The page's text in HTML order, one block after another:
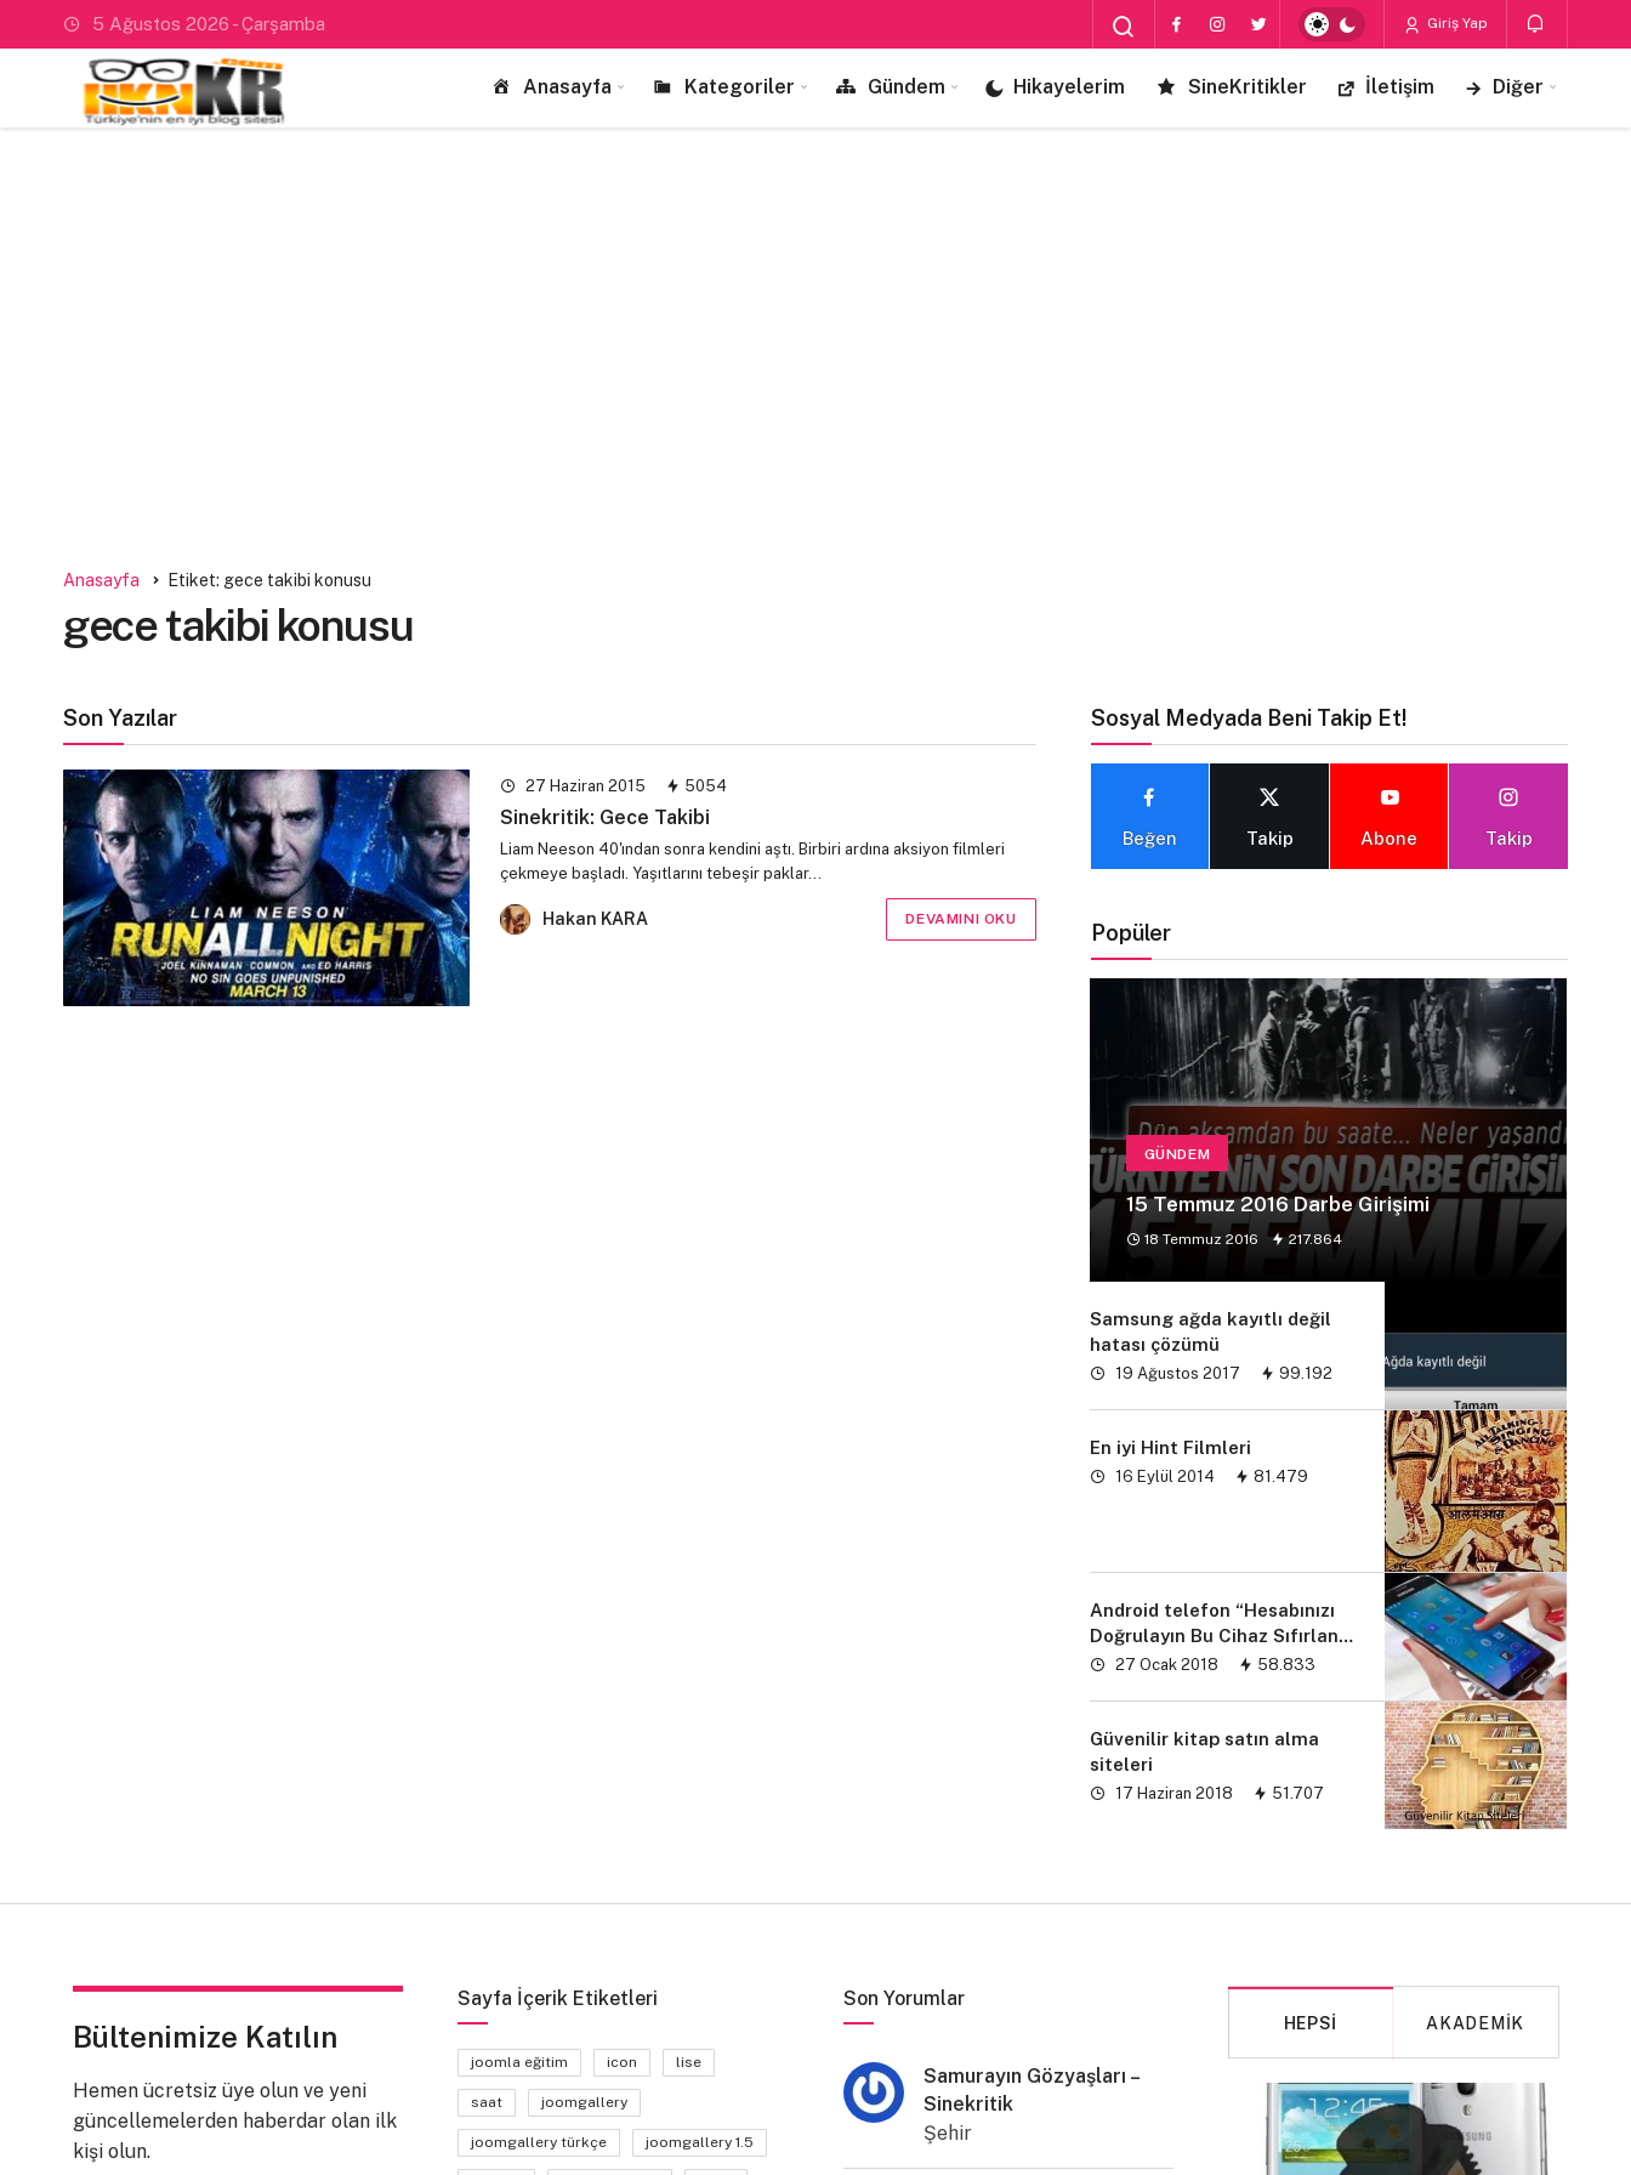
5 Ağustos 2026 - Çarşamba Giriş Yap
Anasayfa Kategoriler Gündem Hikayelerim SineKritikler İletişim Diğer
Anasayfa Etiket: gece takibi konusu
gece takibi konusu
Son Yazılar
27 Haziran 2015 5054
Sinekritik: Gece Takibi
Liam Neeson 40'ından sonra kendini aştı. Birbiri ardına aksiyon filmleri
çekmeye başladı. Yaşıtlarını tebeşir paklar…
Hakan KARA DEVAMINI OKU
Sosyal Medyada Beni Takip Et!
Beğen Takip Abone Takip
Popüler
GÜNDEM
15 Temmuz 2016 Darbe Girişimi
18 Temmuz 2016 217.864
Samsung ağda kayıtlı değil
hatası çözümü
19 Ağustos 2017 99.192
En iyi Hint Filmleri
16 Eylül 2014 81.479
Android telefon “Hesabınızı
Doğrulayın Bu Cihaz Sıfırlandı
sorunu” çözümü
27 Ocak 2018 58.833
Güvenilir kitap satın alma
siteleri
17 Haziran 2018 51.707
Bültenimize Katılın
Hemen ücretsiz üye olun ve yeni
güncellemelerden haberdar olan ilk
kişi olun.
Sayfa İçerik Etiketleri
joomla eğitim icon lise
saat joomgallery
joomgallery türkçe joomgallery 1.5
Son Yorumlar
Samurayın Gözyaşları –
Sinekritik
Şehir
HEPSI AKADEMIK
MAKALE